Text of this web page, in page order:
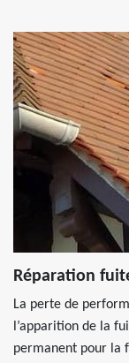
Réparation
La perte de
l’apparition de la
permanent pour la